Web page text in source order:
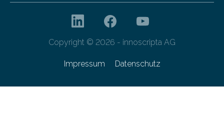
Copyright © 2026 - innoscripta AG
Impressum Datenschutz